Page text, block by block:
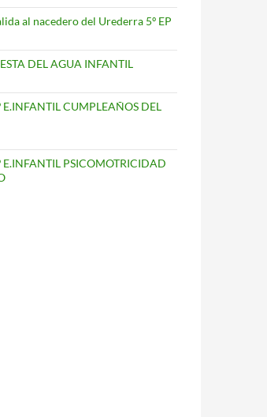
al nacedero del Urederra 5º EP
DEL AGUA INFANTIL
CUMPLEAÑOS DEL
E.INFANTIL PSICOMOTRICIDAD